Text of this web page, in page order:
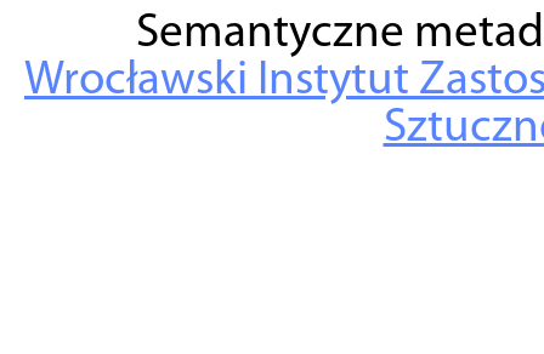
Semantyczne
Wrocławski Instytut